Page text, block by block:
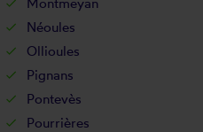
Néoules
Ollioules
Pignans
Pontevès
Pourrières